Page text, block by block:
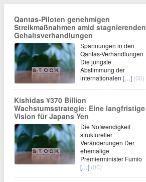
Qantas-Piloten genehmigen
Streikmaßnahmen amid stagnierenden
Gehaltsverhandlungen
Spannungen in den
Qantas-Verhandlungen
Die jüngste
Abstimmung der
internationalen […] (00)
Kishidas ¥370 Billion
Wachstumsstrategie: Eine langfristige
Vision für Japans Yen
Die Notwendigkeit
struktureller
Veränderungen Der
ehemalige
Premierminister Fumio
[…] (00)